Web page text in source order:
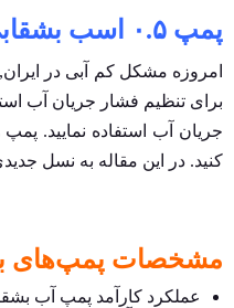
پمپ ۰.۵ اسب بشقابی فلوران
امروزه مشکل کم آبی در
برای تنظیم فشار جریان آب
جریان آب استفاده نمایید.
کنید. در این مقاله به نسل جدیدی از پمپ ۰.۵ اسب بشقابی
مشخصات پمپ‌های
عملکرد کارآمد پمپ آب